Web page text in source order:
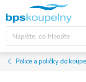
obsah
Police a poličky do